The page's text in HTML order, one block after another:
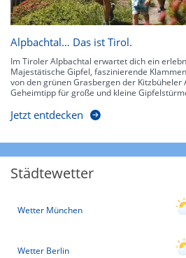
Alpbachtal… Das ist Tirol.
Im Tiroler Alpbachtal erwartet dich ein
Majestätische Gipfel, faszinierende
von den grünen Grasbergen der Kitzbüheler
Geheimtipp für große und kleine
Jetzt entdecken
Städtewetter
Wetter München
Wetter Berlin